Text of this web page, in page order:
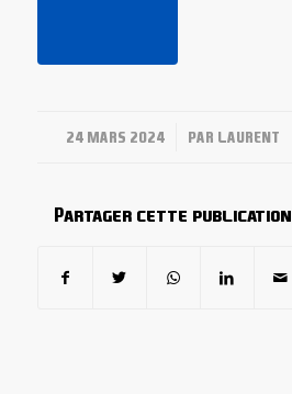
24 MARS 2024
/ PAR LAURENT
Partager cette publication